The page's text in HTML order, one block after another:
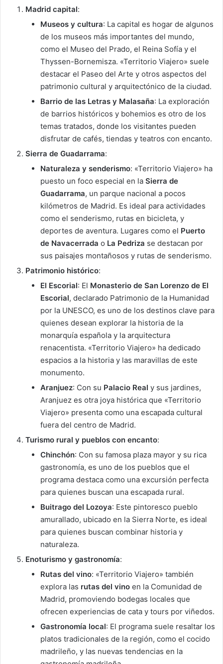
Madrid capital:
Museos y cultura: La capital es hogar de algunos
de los museos más importantes del mundo,
como el Museo del Prado, el Reina Sofía y el
Thyssen-Bornemisza. «Territorio Viajero» suele
destacar el Paseo del Arte y otros aspectos del
patrimonio cultural y arquitectónico de la ciudad.
Barrio de las Letras y Malasaña: La exploración
de barrios históricos y bohemios es otro de los
temas tratados, donde los visitantes pueden
disfrutar de cafés, tiendas y teatros con encanto.
Sierra de Guadarrama:
Naturaleza y senderismo: «Territorio Viajero» ha
puesto un foco especial en la Sierra de
Guadarrama, un parque nacional a pocos
kilómetros de Madrid. Es ideal para actividades
como el senderismo, rutas en bicicleta, y
deportes de aventura. Lugares como el Puerto
de Navacerrada o La Pedriza se destacan por
sus paisajes montañosos y rutas de senderismo.
Patrimonio histórico:
El Escorial: El Monasterio de San Lorenzo de El
Escorial, declarado Patrimonio de la Humanidad
por la UNESCO, es uno de los destinos clave para
quienes desean explorar la historia de la
monarquía española y la arquitectura
renacentista. «Territorio Viajero» ha dedicado
espacios a la historia y las maravillas de este
monumento.
Aranjuez: Con su Palacio Real y sus jardines,
Aranjuez es otra joya histórica que «Territorio
Viajero» presenta como una escapada cultural
fuera del centro de Madrid.
Turismo rural y pueblos con encanto:
Chinchón: Con su famosa plaza mayor y su rica
gastronomía, es uno de los pueblos que el
programa destaca como una excursión perfecta
para quienes buscan una escapada rural.
Buitrago del Lozoya: Este pintoresco pueblo
amurallado, ubicado en la Sierra Norte, es ideal
para quienes buscan combinar historia y
naturaleza.
Enoturismo y gastronomía:
Rutas del vino: «Territorio Viajero» también
explora las rutas del vino en la Comunidad de
Madrid, promoviendo bodegas locales que
ofrecen experiencias de cata y tours por viñedos.
Gastronomía local: El programa suele resaltar los
platos tradicionales de la región, como el cocido
madrileño, y las nuevas tendencias en la